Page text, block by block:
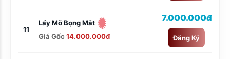
11
Lấy Mỡ Bọng Mắt
Giá Gốc 14.000.000đ
7.000.000đ
Đăng Ký